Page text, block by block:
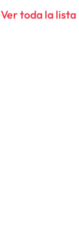
Ver toda la lista